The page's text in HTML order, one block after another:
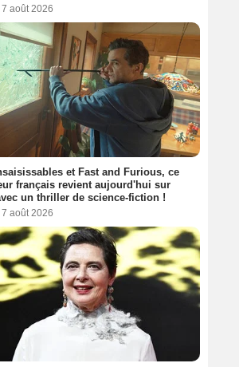
août 2026
et Fast and Furious, ce
français revient aujourd'hui sur
un thriller de science-fiction !
août 2026